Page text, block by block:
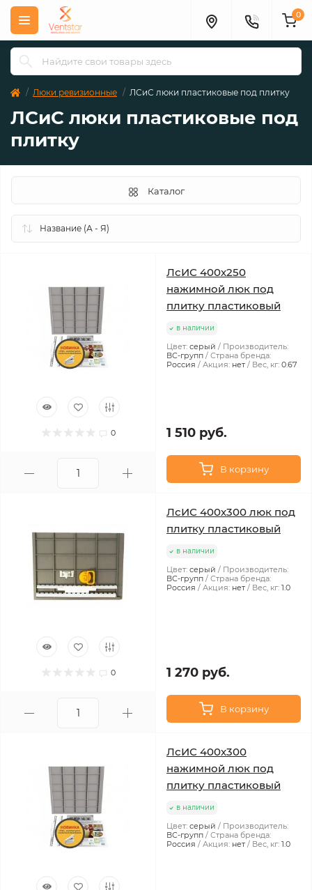
0
Люки ревизионные ЛСиС люки пластиковые под плитку
ЛСиС люки пластиковые под
плитку
Каталог
0
ЛсИС 400х250
нажимной люк под
плитку пластиковый
в наличии
Цвет: серый
Производитель:
ВС-групп
Страна бренда:
Россия
Акция: нет Вес, кг: 0.67
1 510 руб.
В корзину
0
ЛсИС 400х300 люк под
плитку пластиковый
в наличии
Цвет: серый
Производитель:
ВС-групп
Страна бренда:
Россия
Акция: нет Вес, кг: 1.0
1 270 руб.
В корзину
ЛсИС 400х300
нажимной люк под
плитку пластиковый
в наличии
Цвет: серый
Производитель:
ВС-групп
Страна бренда:
Россия
Акция: нет Вес, кг: 1.0